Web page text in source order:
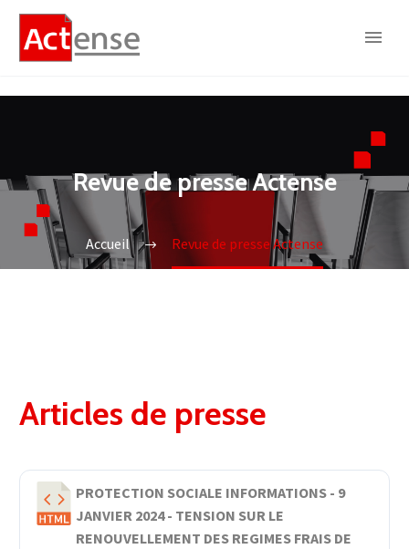
Revue de presse Actense
Accueil Revue de presse Actense
Articles de presse
PROTECTION SOCIALE INFORMATIONS - 9
JANVIER 2024 - TENSION SUR LE
RENOUVELLEMENT DES REGIMES FRAIS DE